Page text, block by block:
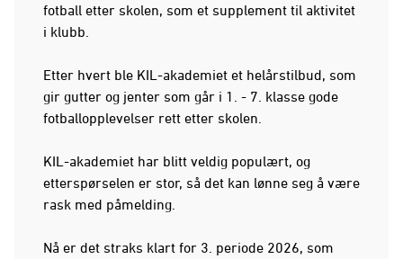
fotball etter skolen, som et supplement til aktivitet
i klubb.
Etter hvert ble KIL-akademiet et helårstilbud, som
gir gutter og jenter som går i 1. - 7. klasse gode
fotballopplevelser rett etter skolen.
KIL-akademiet har blitt veldig populært, og
etterspørselen er stor, så det kan lønne seg å være
rask med påmelding.
Nå er det straks klart for 3. periode 2026, som